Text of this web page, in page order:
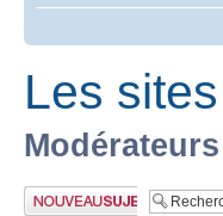
Les
Publier un nouveau
sujet